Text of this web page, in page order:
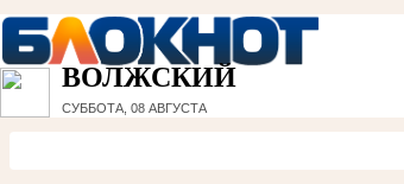
ВОЛЖСКИЙ
СУББОТА, 08 АВГУСТА